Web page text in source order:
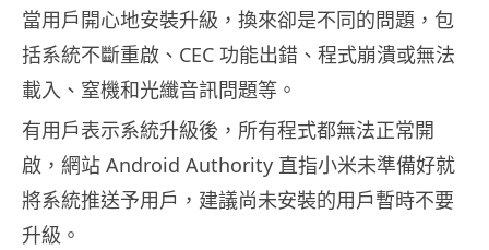
當用戶開心地安裝升級，換來卻是不同的問題，包
括系統不斷重啟、CEC 功能出錯、程式崩潰或無法
載入、窒機和光纖音訊問題等。
有用戶表示系統升級後，所有程式都無法正常開
啟，網站 Android Authority 直指小米未準備好就
將系統推送予用戶，建議尚未安裝的用戶暫時不要
升級。